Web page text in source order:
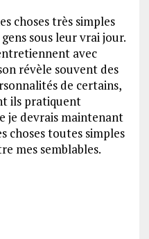
choses très simples
sous leur vrai jour.
avec
révèle souvent des
de certains,
ils pratiquent
je devrais maintenant
choses toutes simples
mes semblables.